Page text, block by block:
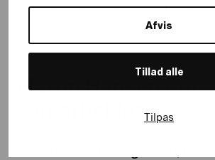
Afvis
Tillad alle
Tilpas
navigation med optimerede filtrerings-
Martin Hansen om